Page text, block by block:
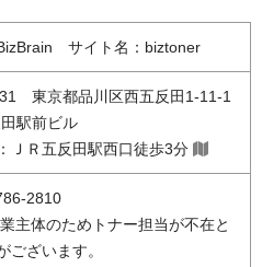
サイト名：biztoner
東京都品川区西五反田1-11-1
駅前ビル
ＪＲ五反田駅西口徒歩3分
2810
主体のためトナー担当が不在と
ございます。